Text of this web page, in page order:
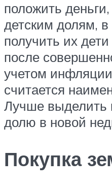
положить
детским долям, в
получить их
после
учетом
считается
Лучше выделить
долю в новой
Покупка